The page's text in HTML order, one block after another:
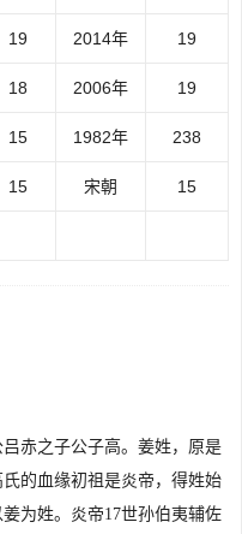
19 2014年 19
18 2006年 19
15 1982年 238
15 宋朝 15
赤之子公子高。姜姓，原是
的血缘初祖是炎帝，得姓始
为姓。炎帝17世孙伯夷辅佐